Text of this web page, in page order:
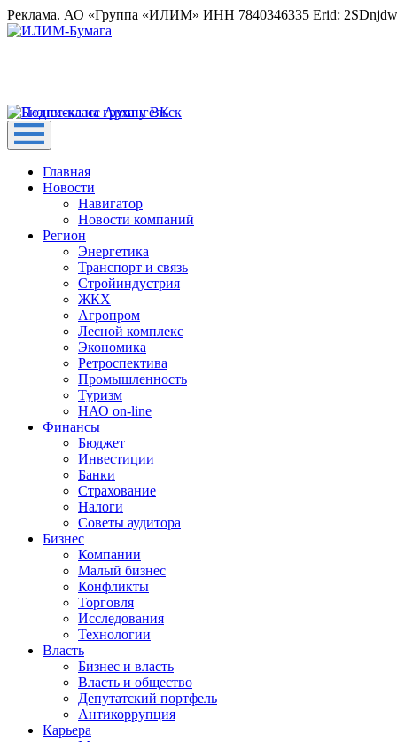
Реклама. АО «Группа «ИЛИМ» ИНН 7840346335 Erid:
Главная
Новости
Навигатор
Новости компаний
Регион
Энергетика
Транспорт и связь
Стройиндустрия
ЖКХ
Агропром
Лесной комплекс
Экономика
Ретроспектива
Промышленность
Туризм
НАО on-line
Финансы
Бюджет
Инвестиции
Банки
Страхование
Налоги
Советы аудитора
Бизнес
Компании
Малый бизнес
Конфликты
Торговля
Исследования
Технологии
Власть
Бизнес и власть
Власть и общество
Депутатский портфель
Антикоррупция
Карьера